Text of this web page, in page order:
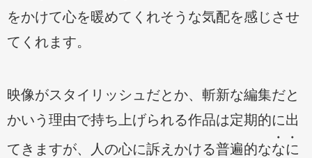
をかけて心を暖めてくれそうな気配を感じさせ
てくれます。
映像がスタイリッシュだとか、斬新な編集だと
かいう理由で持ち上げられる作品は定期的に出
てきますが、人の心に訴えかける普遍的ななに